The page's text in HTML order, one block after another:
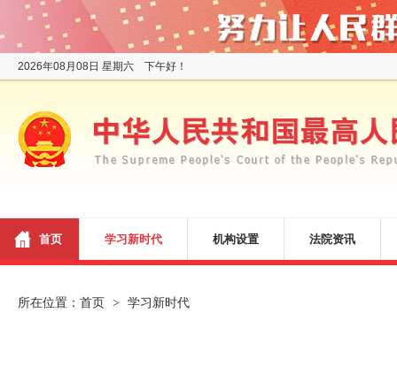
2026年08月08日 星期六 下午好！
首页 学习新时代 机构设置 法院资讯
所在位置： 首页 > 学习新时代